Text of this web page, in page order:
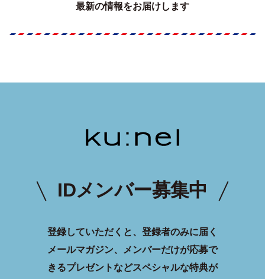
最新の情報をお届けします
IDメンバー募集中
登録していただくと、登録者のみに届く
メールマガジン、メンバーだけが応募で
きるプレゼントなどスペシャルな特典が